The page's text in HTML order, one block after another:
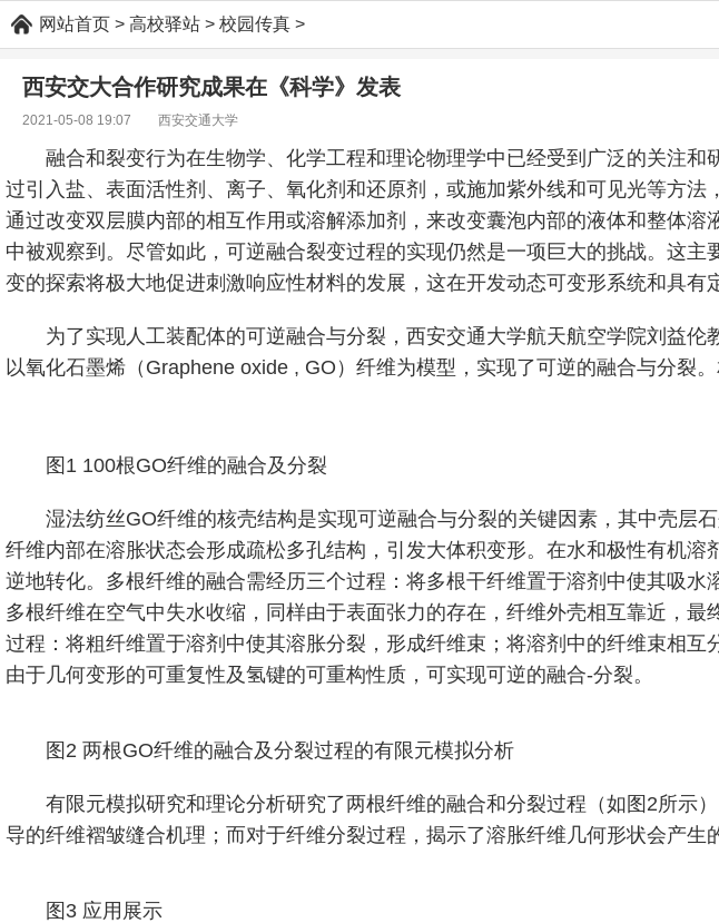
网站首页 > 高校驿站 > 校园传真 >
西安交大合作研究成果在《科学》发表
2021-05-08 19:07 西安交通大学
融合和裂变行为在生物学、化学工程和理论物理学中已经受到广泛的关注
过引入盐、表面活性剂、离子、氧化剂和还原剂，或施加紫外线和可见光等方
通过改变双层膜内部的相互作用或溶解添加剂，来改变囊泡内部的液体和整体
中被观察到。尽管如此，可逆融合裂变过程的实现仍然是一项巨大的挑战。这
变的探索将极大地促进刺激响应性材料的发展，这在开发动态可变形系统和具有
为了实现人工装配体的可逆融合与分裂，西安交通大学航天航空学院刘益
以氧化石墨烯（Graphene oxide , GO）纤维为模型，实现了可逆的融合与分裂
图1 100根GO纤维的融合及分裂
湿法纺丝GO纤维的核壳结构是实现可逆融合与分裂的关键因素，其中壳层
纤维内部在溶胀状态会形成疏松多孔结构，引发大体积变形。在水和极性有机
逆地转化。多根纤维的融合需经历三个过程：将多根干纤维置于溶剂中使其吸
多根纤维在空气中失水收缩，同样由于表面张力的存在，纤维外壳相互靠近，
过程：将粗纤维置于溶剂中使其溶胀分裂，形成纤维束；将溶剂中的纤维束相
由于几何变形的可重复性及氢键的可重构性质，可实现可逆的融合-分裂。
图2 两根GO纤维的融合及分裂过程的有限元模拟分析
有限元模拟研究和理论分析研究了两根纤维的融合和分裂过程（如图2所示
导的纤维褶皱缝合机理；而对于纤维分裂过程，揭示了溶胀纤维几何形状会产生
图3 应用展示